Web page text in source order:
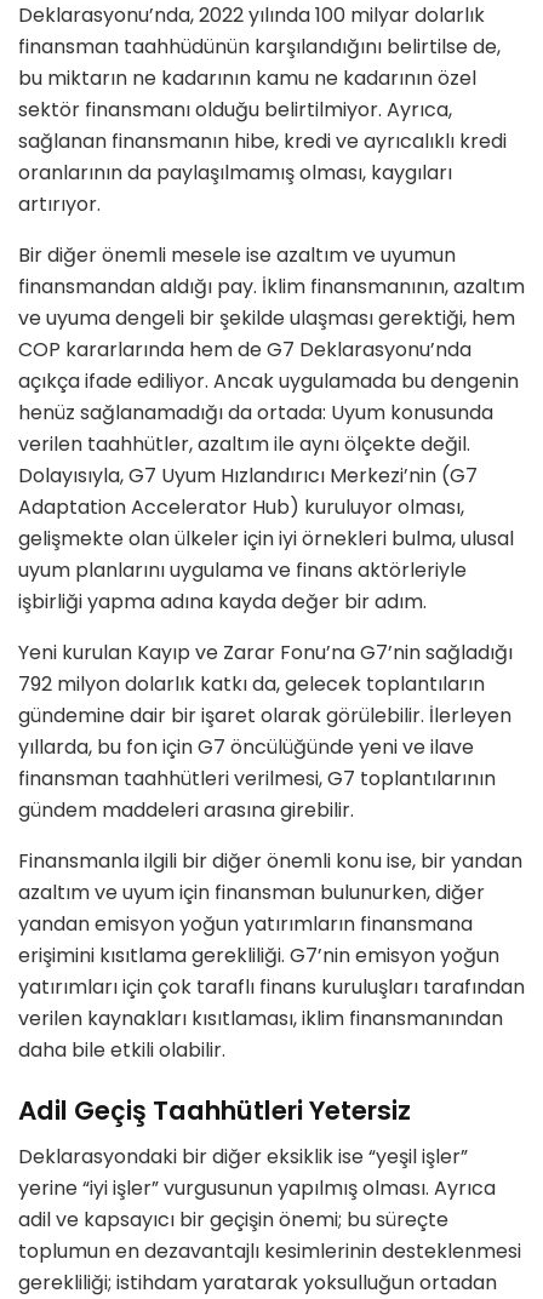
Deklarasyonu’nda, 2022 yılında 100 milyar dolarlık
finansman taahhüdünün karşılandığını belirtilse de,
bu miktarın ne kadarının kamu ne kadarının özel
sektör finansmanı olduğu belirtilmiyor. Ayrıca,
sağlanan finansmanın hibe, kredi ve ayrıcalıklı kredi
oranlarının da paylaşılmamış olması, kaygıları
artırıyor.
Bir diğer önemli mesele ise azaltım ve uyumun
finansmandan aldığı pay. İklim finansmanının, azaltım
ve uyuma dengeli bir şekilde ulaşması gerektiği, hem
COP kararlarında hem de G7 Deklarasyonu’nda
açıkça ifade ediliyor. Ancak uygulamada bu dengenin
henüz sağlanamadığı da ortada: Uyum konusunda
verilen taahhütler, azaltım ile aynı ölçekte değil.
Dolayısıyla, G7 Uyum Hızlandırıcı Merkezi’nin (G7
Adaptation Accelerator Hub) kuruluyor olması,
gelişmekte olan ülkeler için iyi örnekleri bulma, ulusal
uyum planlarını uygulama ve finans aktörleriyle
işbirliği yapma adına kayda değer bir adım.
Yeni kurulan Kayıp ve Zarar Fonu’na G7’nin sağladığı
792 milyon dolarlık katkı da, gelecek toplantıların
gündemine dair bir işaret olarak görülebilir. İlerleyen
yıllarda, bu fon için G7 öncülüğünde yeni ve ilave
finansman taahhütleri verilmesi, G7 toplantılarının
gündem maddeleri arasına girebilir.
Finansmanla ilgili bir diğer önemli konu ise, bir yandan
azaltım ve uyum için finansman bulunurken, diğer
yandan emisyon yoğun yatırımların finansmana
erişimini kısıtlama gerekliliği. G7’nin emisyon yoğun
yatırımları için çok taraflı finans kuruluşları tarafından
verilen kaynakları kısıtlaması, iklim finansmanından
daha bile etkili olabilir.
Adil Geçiş Taahhütleri Yetersiz
Deklarasyondaki bir diğer eksiklik ise “yeşil işler”
yerine “iyi işler” vurgusunun yapılmış olması. Ayrıca
adil ve kapsayıcı bir geçişin önemi; bu süreçte
toplumun en dezavantajlı kesimlerinin desteklenmesi
gerekliliği; istihdam yaratarak yoksulluğun ortadan